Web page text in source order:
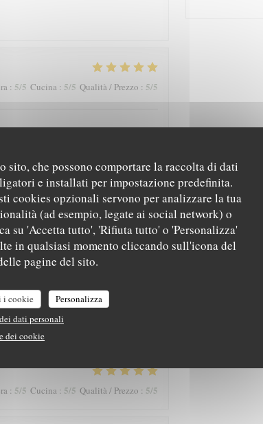
che possono comportare la raccolta di dati
e installati per impostazione predefinita.
cookies opzionali servono per analizzare la tua
(ad esempio, legate ai social network) o
su 'Accetta tutto', 'Rifiuta tutto' o 'Personalizza'
in qualsiasi momento cliccando sull'icona del
pagine del sito.
i cookie
Personalizza
dati personali
dei cookie
: 5/5 Cucina : 5/5 Qualità / Prezzo : 5/5
établissements étoilés dont se
:5/5 Cucina :5/5 Qualità / Prezzo: 5/5
:5/5 Cucina:
: 5/5 Cucina : 5/5 Qualità / Prezzo : 5/5